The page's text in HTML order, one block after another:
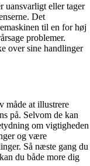
uansvarligt eller tager
Det
til en for høj
problemer.
over sine handlinger
måde at illustrere
på. Selvom de kan
om vigtigheden
og være
Så næste gang du
du både more dig